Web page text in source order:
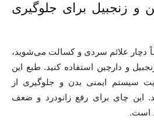
و زنجبیل برای جلوگیری
دچار علائم سردی و کسالت می‌شوید،
و دارچین استفاده کنید. طبع این
سیستم ایمنی بدن و جلوگیری از
این چای برای رفع زانودرد و ضعف
است.